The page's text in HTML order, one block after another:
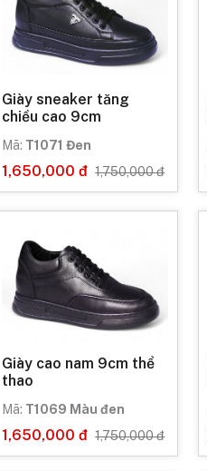
Giày sneaker tăng
chiều cao 9cm
Mã: T1071 Đen
1,650,000 đ 1,750,000 đ
Giày cao nam 9cm thể
thao
Mã: T1069 Màu đen
1,650,000 đ 1,750,000 đ